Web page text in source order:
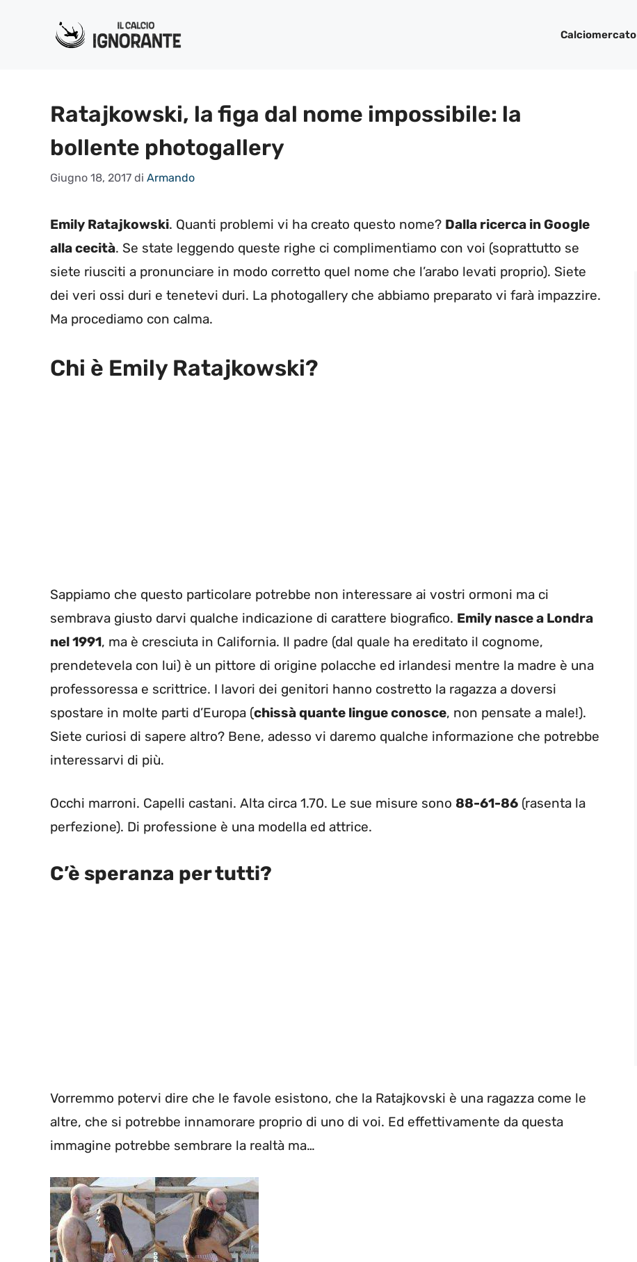
Calciomercato
Ratajkowski, la figa dal nome impossibile: la
bollente photogallery
Giugno 18, 2017 di Armando
Emily Ratajkowski. Quanti problemi vi ha creato questo nome? Dalla ricerca in Google
alla cecità. Se state leggendo queste righe ci complimentiamo con voi (soprattutto se
siete riusciti a pronunciare in modo corretto quel nome che l’arabo levati proprio). Siete
dei veri ossi duri e tenetevi duri. La photogallery che abbiamo preparato vi farà impazzire.
Ma procediamo con calma.
Chi è Emily Ratajkowski?
Sappiamo che questo particolare potrebbe non interessare ai vostri ormoni ma ci
sembrava giusto darvi qualche indicazione di carattere biografico. Emily nasce a Londra
nel 1991, ma è cresciuta in California. Il padre (dal quale ha ereditato il cognome,
prendetevela con lui) è un pittore di origine polacche ed irlandesi mentre la madre è una
professoressa e scrittrice. I lavori dei genitori hanno costretto la ragazza a doversi
spostare in molte parti d’Europa (chissà quante lingue conosce, non pensate a male!).
Siete curiosi di sapere altro? Bene, adesso vi daremo qualche informazione che potrebbe
interessarvi di più.
Occhi marroni. Capelli castani. Alta circa 1.70. Le sue misure sono 88-61-86 (rasenta la
perfezione). Di professione è una modella ed attrice.
C’è speranza per tutti?
Vorremmo potervi dire che le favole esistono, che la Ratajkovski è una ragazza come le
altre, che si potrebbe innamorare proprio di uno di voi. Ed effettivamente da questa
immagine potrebbe sembrare la realtà ma…